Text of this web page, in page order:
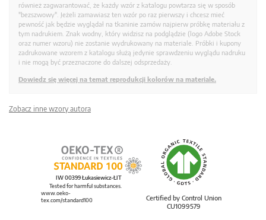
również zagwarantować, że każdy wzór z katalogu powtarza się w sposób
"bezszwowy". Jeżeli zamawiasz ten wzór po raz pierwszy i chcesz mieć
pewność jak będzie wyglądał na tkaninie zamów najpierw próbkę materiału z
tym nadrukiem. Znak wodny, który widzisz na podglądzie (logo Adobe Stock
oraz numer wzoru) nie zostanie wydrukowany na materiale. Próbki i kupony
zadrukowane wzorem z katalogu służą jedynie sprawdzeniu wyglądu nadruku
i nie mogą być przeznaczone do dalszej odsprzedaży.
Dowiedz się więcej na temat reprodukcji kolorów na materiale.
Zobacz inne wzory autora
Certified by Control Union
CU1099579
IW 00399 Łukasiewicz-ŁIT
Tested for harmful substances.
www.oeko-
tex.com/standard100